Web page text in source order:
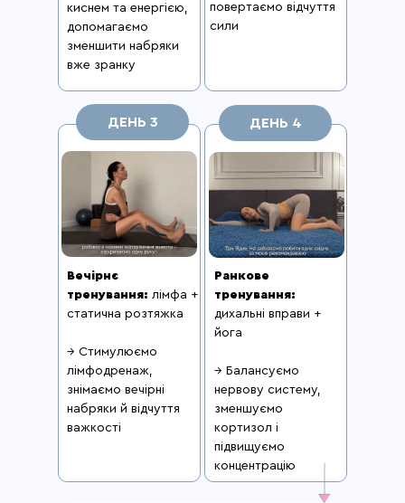
Вечірнє
тренування: лімфа +
статична розтяжка
→ Стимулюємо
лімфодренаж,
знімаємо вечірні
набряки й відчуття
важкості
ДЕНЬ 3
повертаємо відчуття
сили
Ранкове
тренування:
дихальні вправи +
йога
→ Балансуємо
нервову систему,
зменшуємо
кортизол і
підвищуємо
концентрацію
ДЕНЬ 4
киснем та енергією,
допомагаємо
зменшити набряки
вже зранку